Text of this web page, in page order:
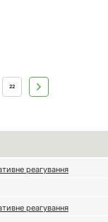
22
реагування
реагування